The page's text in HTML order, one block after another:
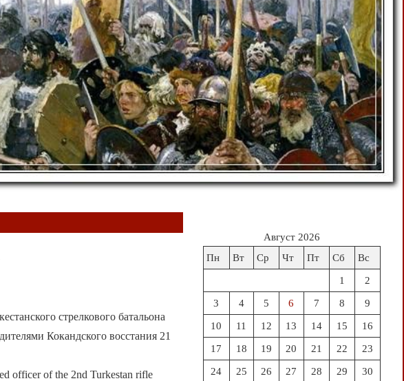
стрелкового батальона
Кокандского восстания 21
officer of the 2nd Turkestan rifle
Август 2026
Пн
Вт Ср Чт Пт Сб Вс
1 2
3 4 5 6 7 8 9
10 11 12 13 14 15 16
17 18 19 20 21 22 23
24 25 26 27 28 29 30